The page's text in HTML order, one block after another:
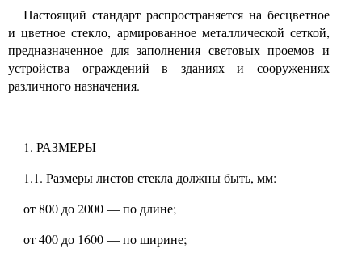
Настоящий стандарт распространяется на бесцветное
и цветное стекло, армированное металлической сеткой,
предназначенное для заполнения световых проемов и
устройства ограждений в зданиях и сооружениях
различного назначения.
1. РАЗМЕРЫ
1.1. Размеры листов стекла должны быть, мм:
от800до2000—по длине;
от400до1600—по ширине;